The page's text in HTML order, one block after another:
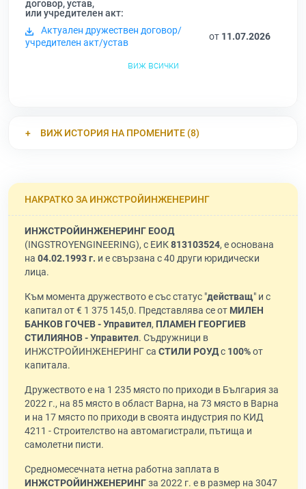
договор, устав,
или учредителен акт:
Актуален дружествен договор/
учредителен акт/устав
от 11.07.2026
виж всички
ВИЖ ИСТОРИЯ НА ПРОМЕНИТЕ (8)
НАКРАТКО ЗА ИНЖСТРОЙИНЖЕНЕРИНГ
ИНЖСТРОЙИНЖЕНЕРИНГ ЕООД
(INGSTROYENGINEERING), с ЕИК813103524, е основана
на 04.02.1993 г. и е свързана с 40 други юридически
лица.
Към момента дружеството е със статус "действащ" и с
капитал от € 1 375 145,0. Представлява се от МИЛЕН
БАНКОВ ГОЧЕВ - Управител, ПЛАМЕН ГЕОРГИЕВ
СТИЛИЯНОВ - Управител. Съдружници в
ИНЖСТРОЙИНЖЕНЕРИНГ са СТИЛИ РОУДс 100%от
капитала.
Дружеството е на 1 235 място по приходи в България за
2022 г., на 85 място в област Варна, на 73 място в Варна
и на 17 място по приходи в своята индустрия по КИД
4211 - Строителство на автомагистрали, пътища и
самолетни писти.
Средномесечната нетна работна заплата в
ИНЖСТРОЙИНЖЕНЕРИНГза 2022 г. е в размер на 3047